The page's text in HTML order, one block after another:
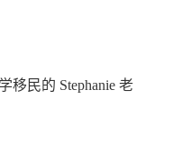
移民的 Stephanie 老